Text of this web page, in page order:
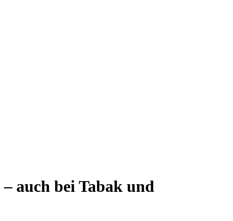
auch bei Tabak und